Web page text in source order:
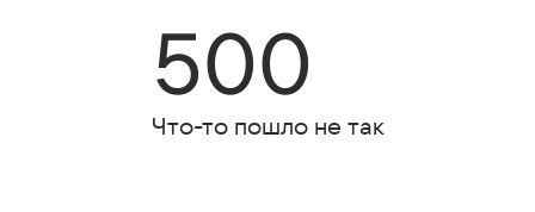
500
Что-то пошло не так